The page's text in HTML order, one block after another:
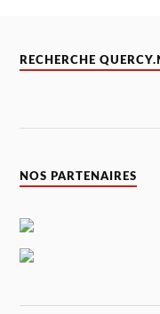
RECHERCHE
NOS PARTENAIRES